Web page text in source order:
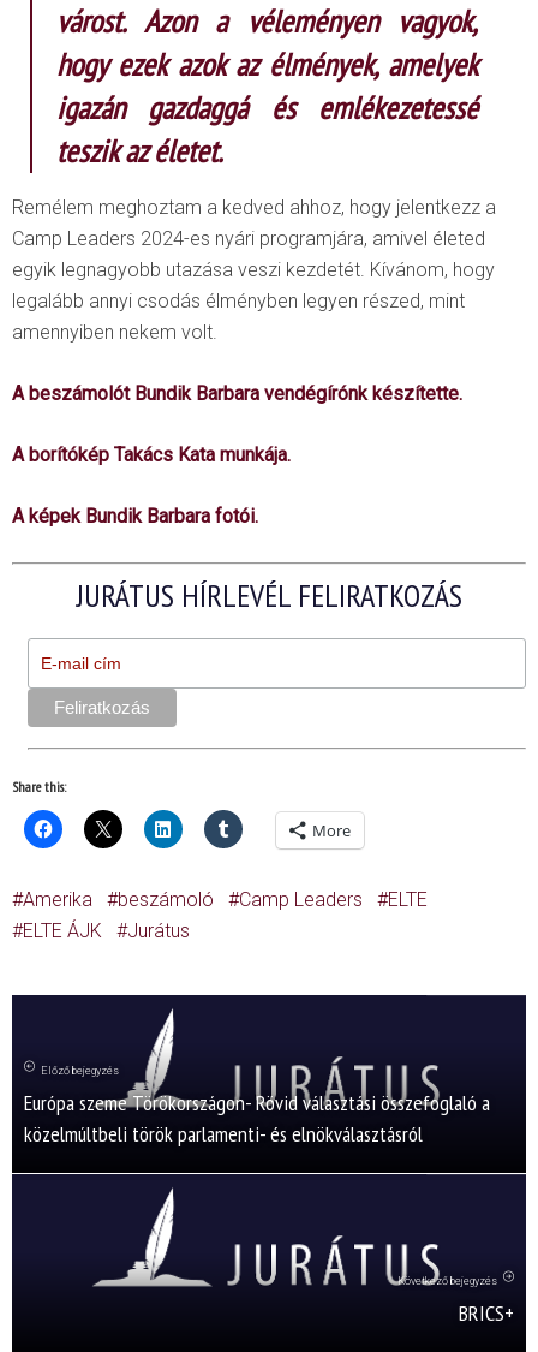
várost. Azon a véleményen vagyok,
hogy ezek azok az élmények, amelyek
igazán gazdaggá és emlékezetessé
teszik az életet.
Remélem meghoztam a kedved ahhoz, hogy jelentkezz a
Camp Leaders 2024-es nyári programjára, amivel életed
egyik legnagyobb utazása veszi kezdetét. Kívánom, hogy
legalább annyi csodás élményben legyen részed, mint
amennyiben nekem volt.
A beszámolót Bundik Barbara vendégírónk készítette.
A borítókép Takács Kata munkája.
A képek Bundik Barbara fotói.
JURÁTUS HÍRLEVÉL FELIRATKOZÁS
Share this:
More
Amerika beszámoló Camp Leaders
ELTE
ELTE ÁJK
Jurátus
Előző bejegyzés
Európa szeme Törökországon- Rövid választási összefoglaló a
közelmúltbeli török parlamenti- és elnökválasztásról
Következő bejegyzés
BRICS+